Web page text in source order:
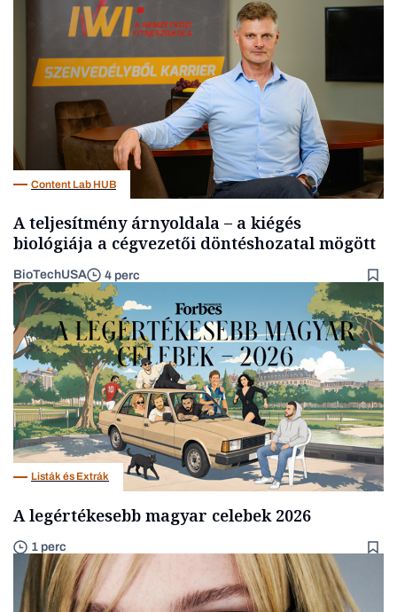
Content Lab HUB
A teljesítmény árnyoldala – a kiégés
biológiája a cégvezetői döntéshozatal mögött
BioTechUSA 4 perc
Listák és Extrák
A legértékesebb magyar celebek 2026
1 perc